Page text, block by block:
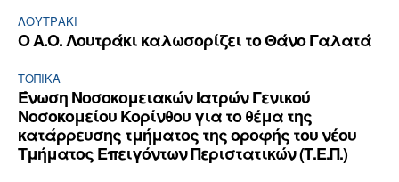
ΛΟΥΤΡΆΚΙ
Ο Α.Ο. Λουτράκι καλωσορίζει το Θάνο Γαλατά
ΤΟΠΙΚΑ
Ένωση Νοσοκομειακών Ιατρών Γενικού
Νοσοκομείου Κορίνθου για το θέμα της
κατάρρευσης τμήματος της οροφής του νέου
Τμήματος Επειγόντων Περιστατικών (Τ.Ε.Π.)